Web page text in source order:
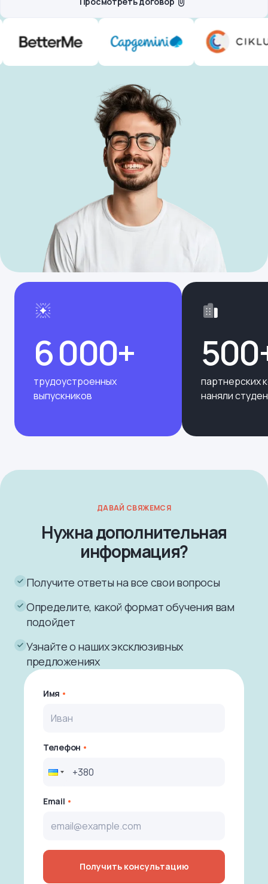
6 000+
трудоустроенных
выпускников
партнерских
наняли
ДАВАЙ СВЯЖЕМСЯ
Нужна дополнительная
информация?
Получите ответы на все свои вопросы
Определите, какой формат обучения вам
подойдет
Узнайте о наших эксклюзивных
предложениях
Имя
Телефон
Email
Получить консультацию